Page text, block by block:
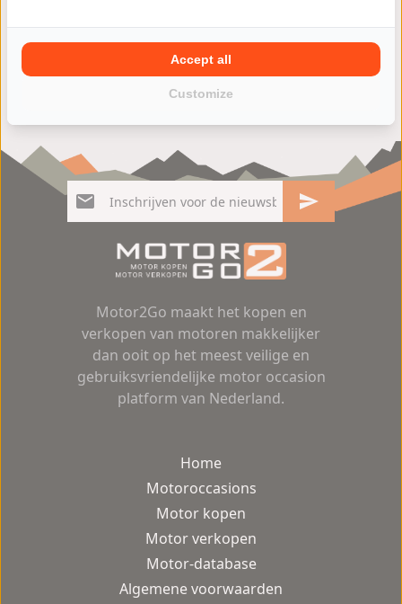
Motor2Go maakt het kopen en
verkopen van motoren makkelijker
dan ooit op het meest veilige en
gebruiksvriendelijke motor occasion
platform van Nederland.
Home
Motoroccasions
Motor kopen
Motor verkopen
Motor-database
Algemene voorwaarden
Customize
Accept all